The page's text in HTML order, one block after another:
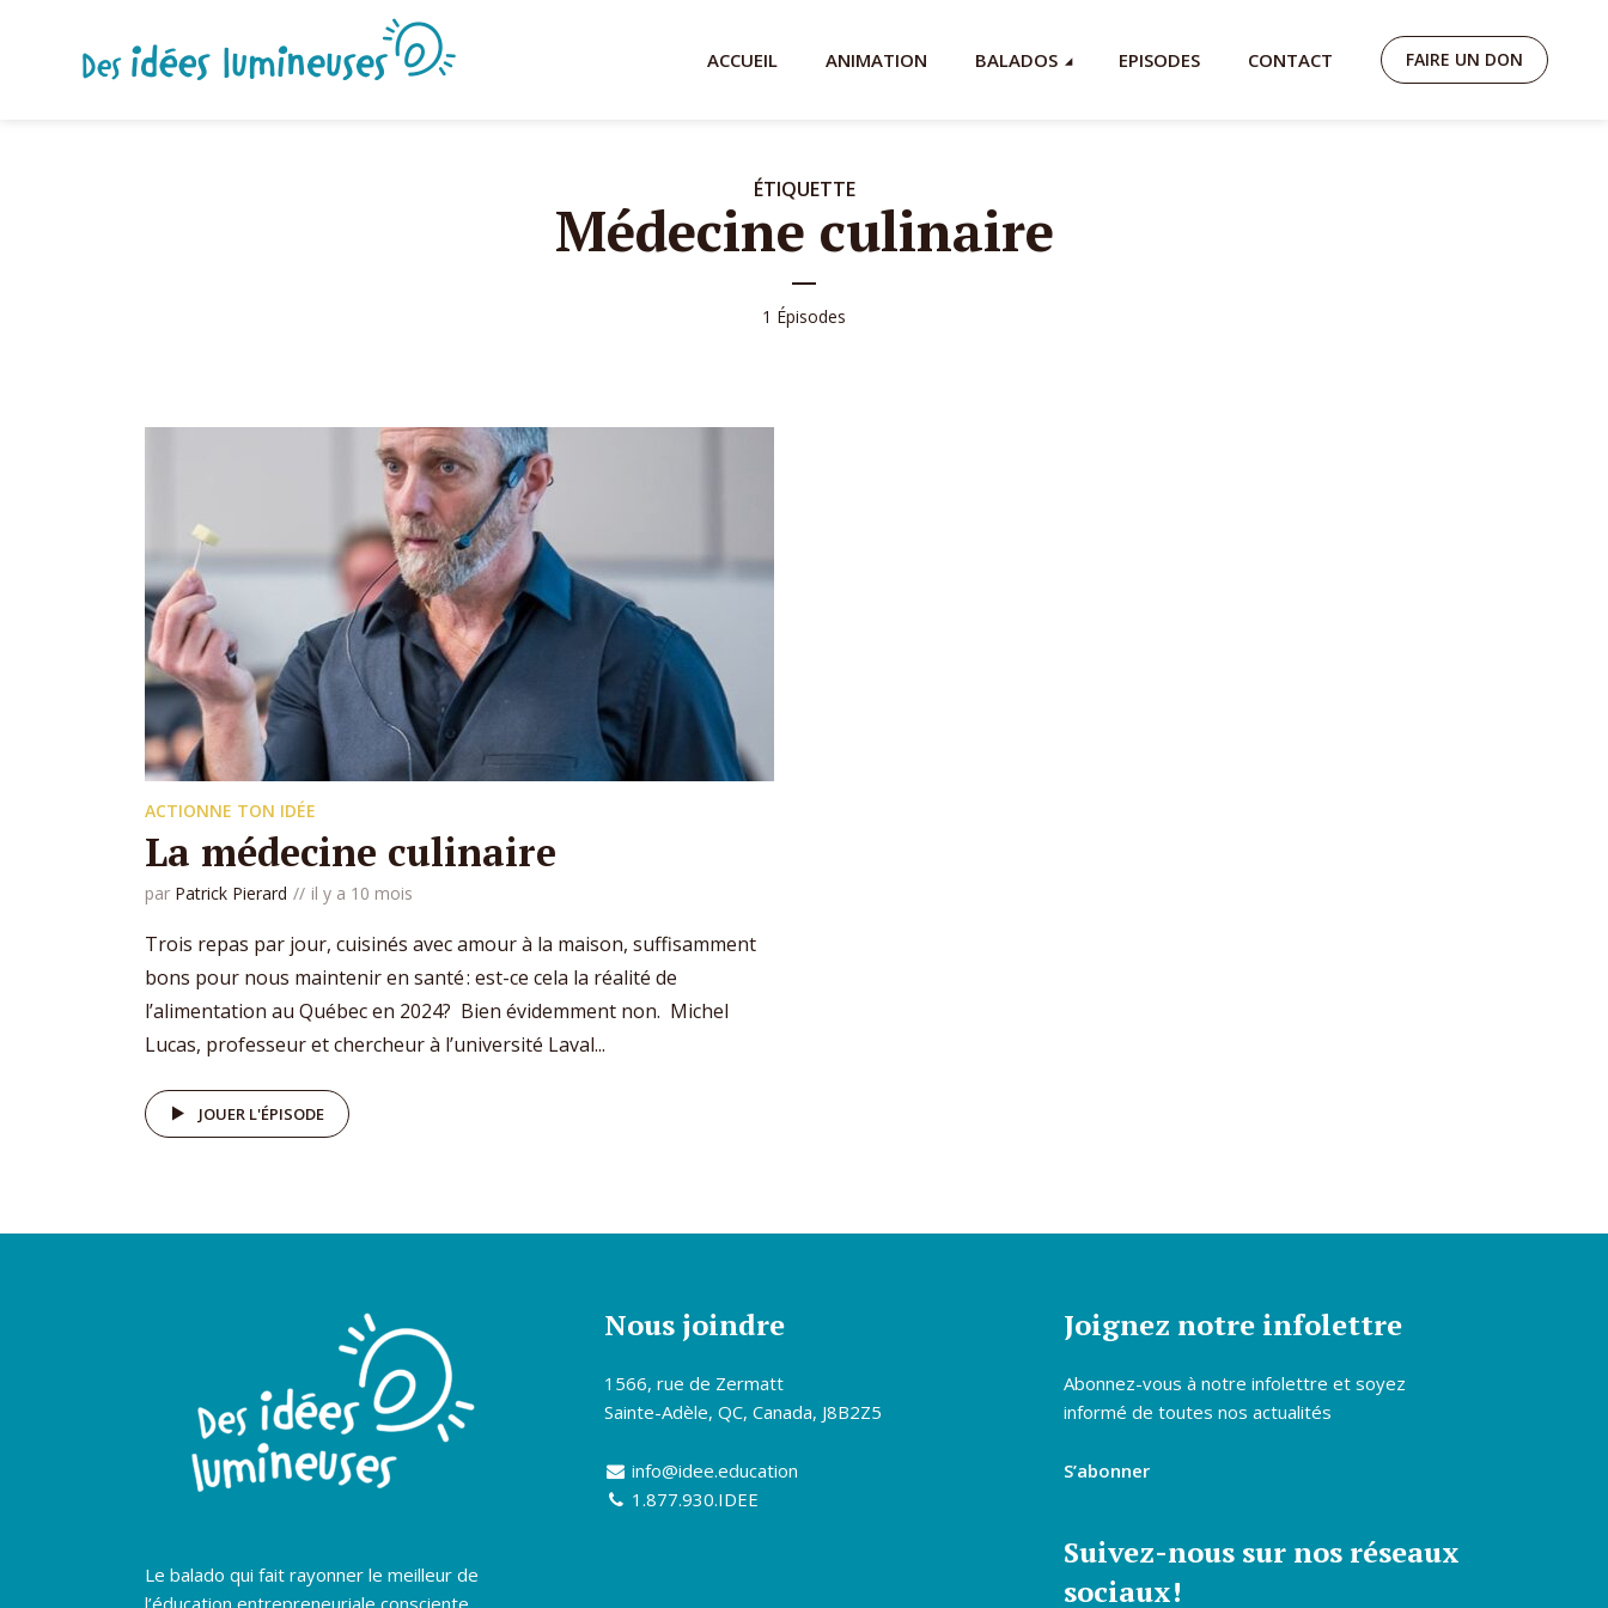
ACCUEIL ANIMATION BALADOS EPISODES CONTACT FAIRE UN DON
ÉTIQUETTE
Médecine culinaire
1 Épisodes
ACTIONNE TON IDÉE
La médecine culinaire
par Patrick Pierard il y a 10 mois
Trois repas par jour, cuisinés avec amour à la maison, suffisamment
bons pour nous maintenir en santé : est-ce cela la réalité de
l’alimentation au Québec en 2024? Bien évidemment non. Michel
Lucas, professeur et chercheur à l’université Laval...
JOUER L'ÉPISODE
Le balado qui fait rayonner le meilleur de
l’éducation entrepreneuriale consciente.
Nous joindre
1566, rue de Zermatt
Sainte-Adèle, QC, Canada, J8B2Z5
info@idee.education
1.877.930.IDEE
Joignez notre infolettre
Abonnez-vous à notre infolettre et soyez
informé de toutes nos actualités
S’abonner
Suivez-nous sur nos réseaux
sociaux!